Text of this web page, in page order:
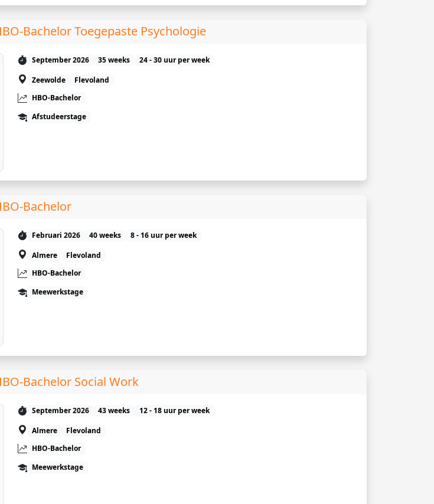
Bachelor Toegepaste Psychologie
September 2026 35 weeks
24 - 30 uur per week
Zeewolde
Flevoland
HBO-Bachelor
Afstudeerstage
Bachelor
Februari 2026 40 weeks
8 - 16 uur per week
Almere
Flevoland
HBO-Bachelor
Meewerkstage
Bachelor Social Work
September 2026 43 weeks
12 - 18 uur per week
Almere
Flevoland
HBO-Bachelor
Meewerkstage